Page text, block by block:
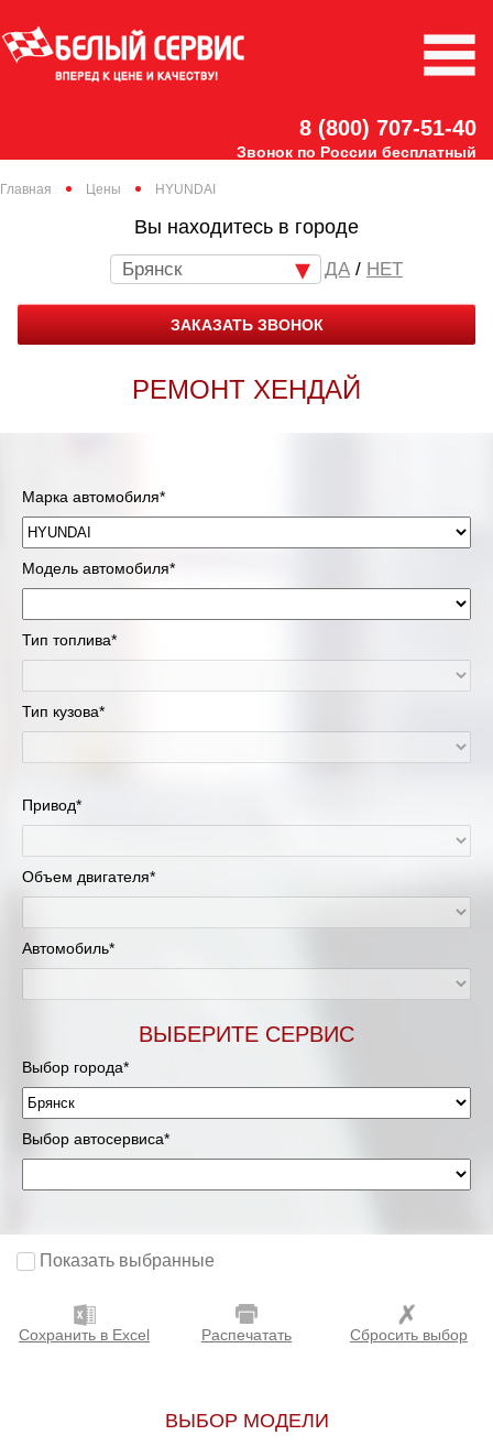
8 (800) 707-51-40
Звонок по России бесплатный
Главная Цены HYUNDAI
Вы находитесь в городе
Брянск / НЕТ
ЗАКАЗАТЬ ЗВОНОК
РЕМОНТ ХЕНДАЙ
Марка автомобиля*
Модель автомобиля*
Тип топлива*
Тип кузова*
Привод*
Объем двигателя*
Автомобиль*
ВЫБЕРИТЕ СЕРВИС
Выбор города*
Выбор автосервиса*
Показать выбранные
Сохранить в Excel Распечатать Сбросить выбор
ВЫБОР МОДЕЛИ